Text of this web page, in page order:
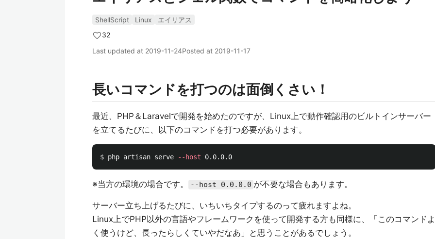
ShellScript Linux
エイリアス
32
Last updated at 2019-11-24Posted at 2019-11-17
長いコマンドを打つのは面倒くさい！
最近、PHP＆Laravelで開発を始めたのですが、Linux上で動作確認用のビルトインサーバー
を立てるたびに、以下のコマンドを打つ必要があります。
$ php artisan serve --host
※当方の環境の場合です。 --host 0.0.0.0 が不要な場合もあります。
サーバー立ち上げるたびに、いちいちタイプするのって疲れますよね。
Linux上でPHP以外の言語やフレームワークを使って開発する方も同様に、「このコマンドよ
く使うけど、長ったらしくていやだなあ」と思うことがあるでしょう。